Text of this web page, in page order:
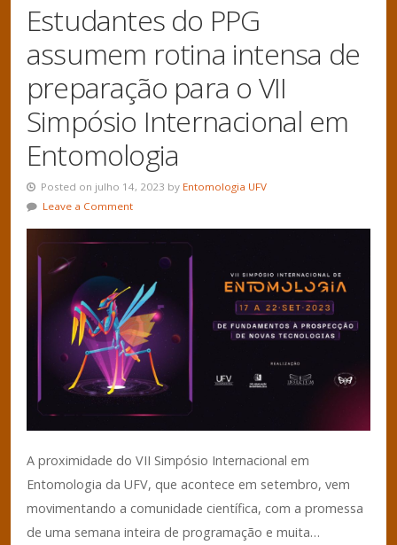
Estudantes do PPG
assumem rotina intensa de
preparação para o VII
Simpósio Internacional em
Entomologia
Posted on julho 14, 2023 by Entomologia UFV
Leave a Comment
A proximidade do VII Simpósio Internacional em
Entomologia da UFV, que acontece em setembro, vem
movimentando a comunidade científica, com a promessa
de uma semana inteira de programação e muita…